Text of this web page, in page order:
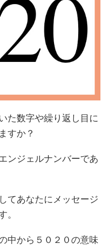
た数字や繰り返し目に
すか？
ンジェルナンバーであ
てあなたにメッセージ
。
中から５０２０の意味